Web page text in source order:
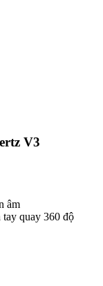
V3
âm
quay 360 độ